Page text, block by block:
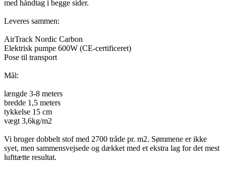
med håndtag i begge sider.
Leveres sammen:
AirTrack Nordic Carbon
Elektrisk pumpe 600W (CE-certificeret)
Pose til transport
Mål:
længde 3-8 meters
bredde 1,5 meters
tykkelse 15 cm
vægt 3,6kg/m2
Vi bruger dobbelt stof med 2700 tråde pr. m2. Sømmene er ikke
syet, men sammensvejsede og dækket med et ekstra lag for det mest
lufttætte resultat.